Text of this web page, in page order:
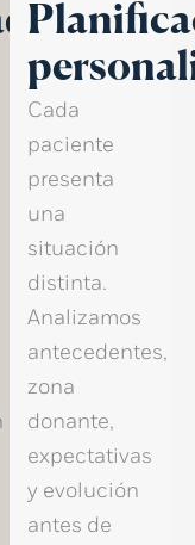
Cada
paciente
presenta
una
situación
distinta.
Analizamos
antecedentes,
zona
donante,
expectativas
y evolución
antes de